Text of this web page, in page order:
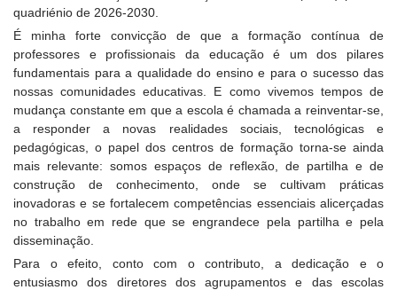
quadriénio de 2026-2030.
É minha forte convicção de que a formação contínua de
professores e profissionais da educação é um dos pilares
fundamentais para a qualidade do ensino e para o sucesso das
nossas comunidades educativas. E como vivemos tempos de
mudança constante em que a escola é chamada a reinventar-se,
a responder a novas realidades sociais, tecnológicas e
pedagógicas, o papel dos centros de formação torna-se ainda
mais relevante: somos espaços de reflexão, de partilha e de
construção de conhecimento, onde se cultivam práticas
inovadoras e se fortalecem competências essenciais alicerçadas
no trabalho em rede que se engrandece pela partilha e pela
disseminação.
Para o efeito, conto com o contributo, a dedicação e o
entusiasmo dos diretores dos agrupamentos e das escolas